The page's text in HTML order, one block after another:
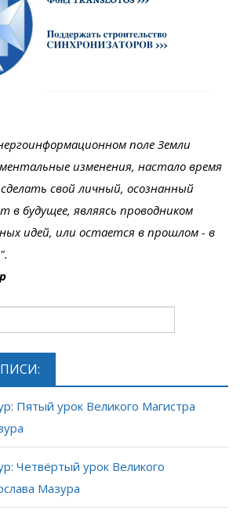
поле Земли
изменения, настало время
свой личный, осознанный
в будущее, являясь проводником
идей, или остается в прошлом - в
Пятый урок Великого Магистра
Четвёртый урок Великого
Мазура